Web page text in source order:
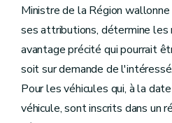
Ministre de la Région wallonne
ses attributions, détermine
avantage précité qui pourrait
soit sur demande de l'intéressé.
Pour les véhicules qui, à la
véhicule, sont inscrits dans un